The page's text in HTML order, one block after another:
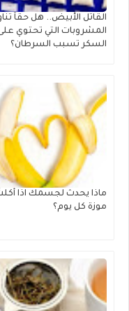
القاتل الأبيض.. هل حقاً
المشروبات التي تحتوي
السكر تسبب السرطان؟
ماذا يحدث لجسمك اذا
موزة كل يوم؟